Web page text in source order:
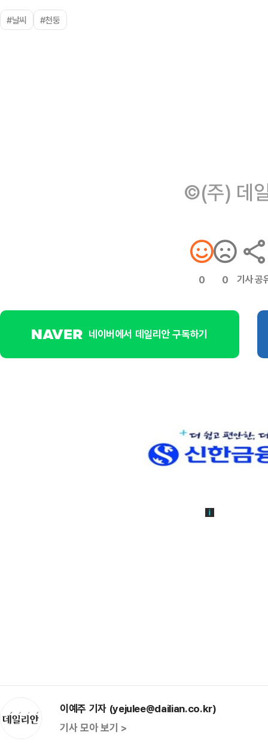
#날씨 #천둥
©(주) 데
0 0 기사 공
네이버에서 데일리안 구독하기
이예주 기자 (yejulee@dailian.co.kr)
기사 모아 보기 >